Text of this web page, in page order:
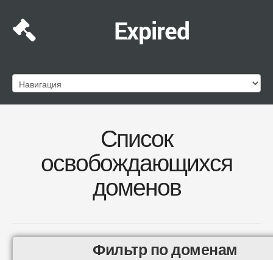
Expired
Список
освобождающихся
доменов
Фильтр по доменам